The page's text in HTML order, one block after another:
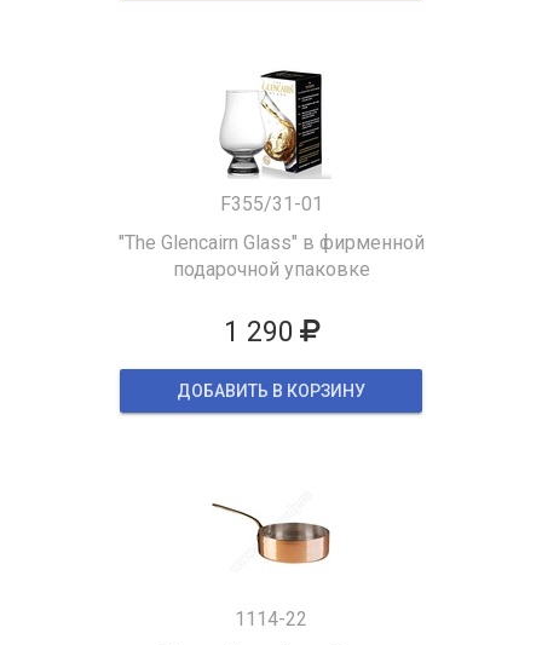
F355/31-01
"The Glencairn Glass" в фирменной
подарочной упаковке
1 290
ДОБАВИТЬ В КОРЗИНУ
1114-22